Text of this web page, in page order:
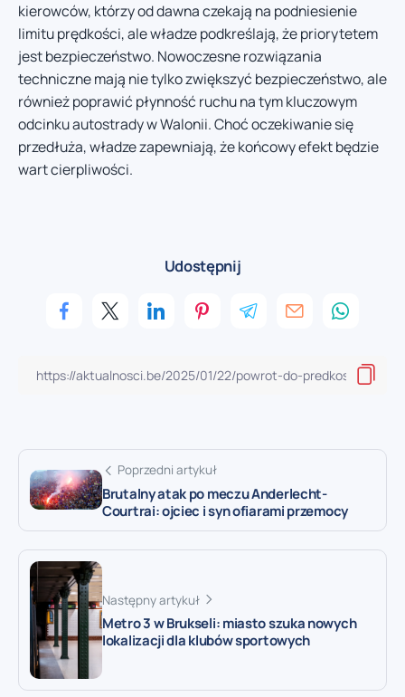
kierowców, którzy od dawna czekają na podniesienie
limitu prędkości, ale władze podkreślają, że priorytetem
jest bezpieczeństwo. Nowoczesne rozwiązania
techniczne mają nie tylko zwiększyć bezpieczeństwo, ale
również poprawić płynność ruchu na tym kluczowym
odcinku autostrady w Walonii. Choć oczekiwanie się
przedłuża, władze zapewniają, że końcowy efekt będzie
wart cierpliwości.
Udostępnij
Poprzedni artykuł
Brutalny atak po meczu Anderlecht-
Courtrai: ojciec i syn ofiarami przemocy
Następny artykuł
Metro 3 w Brukseli: miasto szuka nowych
lokalizacji dla klubów sportowych